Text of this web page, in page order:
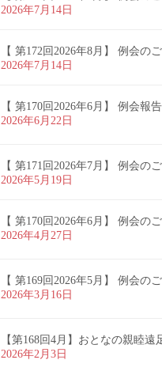
2026年7月14日
【 第172回2026年8月】 例会の
2026年7月14日
【 第170回2026年6月】 例会報告
2026年6月22日
【 第171回2026年7月】 例会の
2026年5月19日
【 第170回2026年6月】 例会の
2026年4月27日
【 第169回2026年5月】 例会の
2026年3月16日
【第168回4月】おとなの親睦遠
2026年2月3日